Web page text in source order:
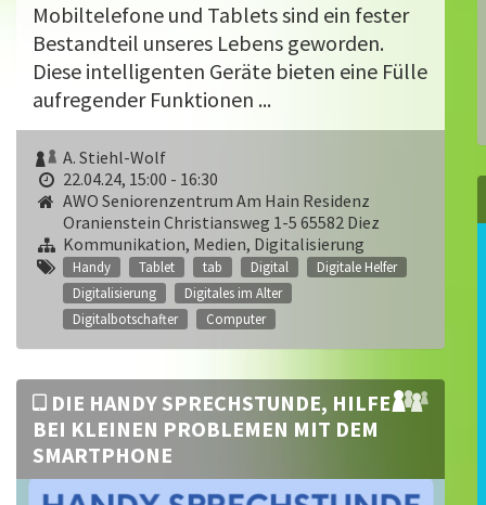
Mobiltelefone und Tablets sind ein fester
Bestandteil unseres Lebens geworden.
Diese intelligenten Geräte bieten eine Fülle
aufregender Funktionen ...
A. Stiehl-Wolf
22.04.24, 15:00 - 16:30
AWO Seniorenzentrum Am Hain Residenz
Oranienstein Christiansweg 1-5 65582 Diez
Kommunikation, Medien, Digitalisierung
Handy Tablet tab Digital
Digitale Helfer
Digitalisierung
Digitales im Alter
Digitalbotschafter
Computer
DIE HANDY SPRECHSTUNDE, HILFE
BEI KLEINEN PROBLEMEN MIT DEM
SMARTPHONE